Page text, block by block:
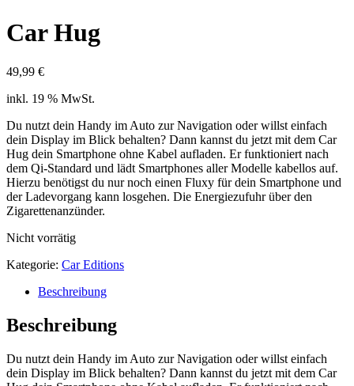
Car Hug
49,99 €
inkl. 19 % MwSt.
Du nutzt dein Handy im Auto zur Navigation oder willst einfach
dein Display im Blick behalten? Dann kannst du jetzt mit dem Car
Hug dein Smartphone ohne Kabel aufladen. Er funktioniert nach
dem Qi-Standard und lädt Smartphones aller Modelle kabellos auf.
Hierzu benötigst du nur noch einen Fluxy für dein Smartphone und
der Ladevorgang kann losgehen. Die Energiezufuhr über den
Zigarettenanzünder.
Nicht vorrätig
Kategorie: Car Editions
Beschreibung
Beschreibung
Du nutzt dein Handy im Auto zur Navigation oder willst einfach
dein Display im Blick behalten? Dann kannst du jetzt mit dem Car